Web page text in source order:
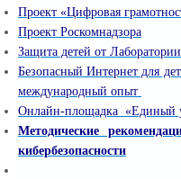
Проект «Цифровая
Проект Роскомнадзора
Защита детей от
Безопасный Интернет для
международный опыт
Онлайн-площадка «Единый
Методические
кибербезопасности